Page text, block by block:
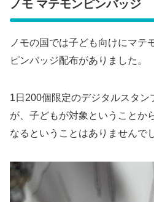
ノモ マテモンピンバッジ
ノモの国では子ども向けにマテ
ピンバッジ配布がありました。
1日200個限定のデジタルスタン
が、子どもが対象ということか
なるということはありませんで